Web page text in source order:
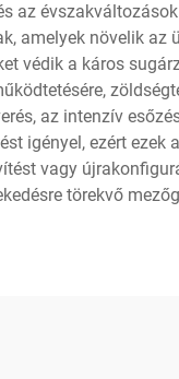
az
amelyek növelik
védik a káros
az intenzív
igényel, ezért
vagy
törekvő